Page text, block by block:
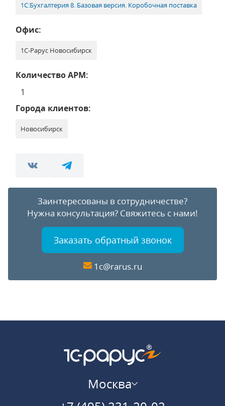
1С:Бухгалтерия 8. Базовая версия. Коробочная поставка
Офис:
1С-Рарус Новосибирск
Количество АРМ:
1
Города клиентов:
Новосибирск
Заинтересованы в сотрудничестве?
Нужна консультация? Свяжитесь с нами!
Заказать обратный звонок
1c@rarus.ru
Москва